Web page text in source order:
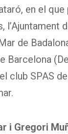
en el que
l’Ajuntament
de
Barcelona
club SPAS
i Gregori